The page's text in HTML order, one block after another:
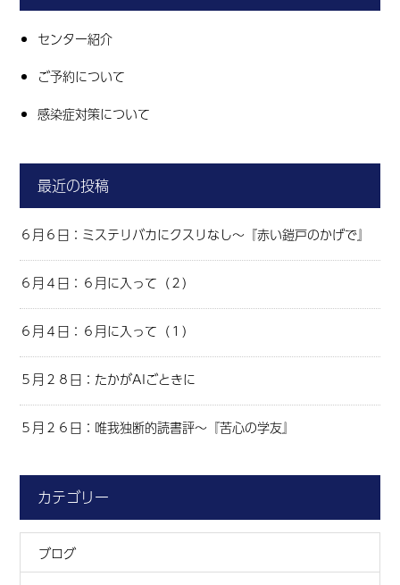
センター紹介
ご予約について
感染症対策について
最近の投稿
６月６日：ミステリバカにクスリなし～『赤い鎧戸のかげで』
６月４日：６月に入って（２）
６月４日：６月に入って（１）
５月２８日：たかがAIごときに
５月２６日：唯我独断的読書評～『苦心の学友』
カテゴリー
ブログ